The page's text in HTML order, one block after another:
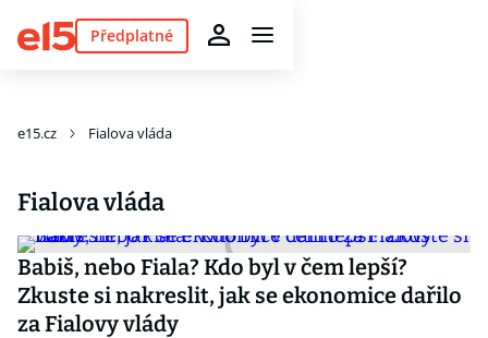
Předplatné
e15.cz Fialova vláda
Fialova vláda
Babiš, nebo Fiala? Kdo byl v čem lepší?
Zkuste si nakreslit, jak se ekonomice dařilo
za Fialovy vlády